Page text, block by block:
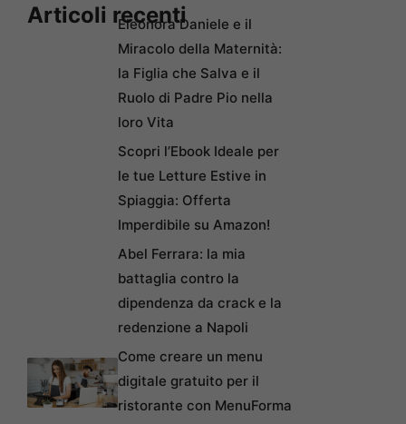
Articoli recentiEleonora Daniele e il
Miracolo della Maternità:
la Figlia che Salva e il
Ruolo di Padre Pio nella
loro Vita
Scopri l’Ebook Ideale per
le tue Letture Estive in
Spiaggia: Offerta
Imperdibile su Amazon!
Abel Ferrara: la mia
battaglia contro la
dipendenza da crack e la
redenzione a Napoli
Come creare un menu
digitale gratuito per il
ristorante con MenuForma